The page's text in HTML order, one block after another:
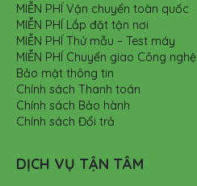
MIỄN PHÍ Vận chuyển toàn quốc
MIỄN PHÍ Lắp đặt tận nơi
MIỄN PHÍ Thử mẫu – Test máy
MIỄN PHÍ Chuyển giao Công nghệ
Bảo mật thông tin
Chính sách Thanh toán
Chính sách Bảo hành
Chính sách Đổi trả
DỊCH VỤ TẬN TÂM